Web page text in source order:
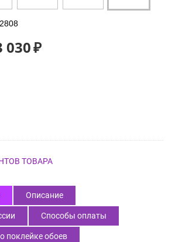
030₽
ТОВАРА
Описание
Способы оплаты
поклейке обоев